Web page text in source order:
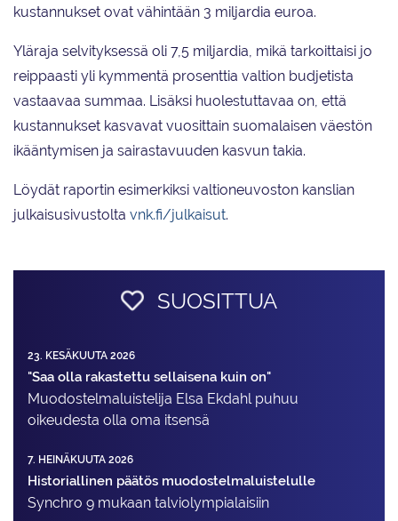
kustannukset ovat vähintään 3 miljardia euroa.
Yläraja selvityksessä oli 7,5 miljardia, mikä tarkoittaisi jo
reippaasti yli kymmentä prosenttia valtion budjetista
vastaavaa summaa. Lisäksi huolestuttavaa on, että
kustannukset kasvavat vuosittain suomalaisen väestön
ikääntymisen ja sairastavuuden kasvun takia.
Löydät raportin esimerkiksi valtioneuvoston kanslian
julkaisusivustolta vnk.fi/julkaisut.
SUOSITTUA
23. KESÄKUUTA 2026
"Saa olla rakastettu sellaisena kuin on"
Muodostelma­luistelija Elsa Ekdahl puhuu
oikeudesta olla oma itsensä
7. HEINÄKUUTA 2026
Historiallinen päätös muodostelmaluistelulle
Synchro 9 mukaan talviolympialaisiin